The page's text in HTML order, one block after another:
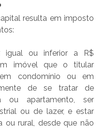
resulta em imposto
igual ou inferior a R$
imóvel que o titular
em condomínio ou em
de se tratar de
ou apartamento, ser
ou de lazer, e estar
ou rural, desde que não